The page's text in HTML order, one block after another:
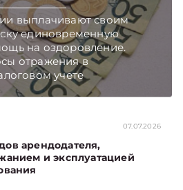
выплачивают своим
единовременную
на оздоровление.
отражения в
учете
по начислению и
Беларуси — раньше,07.07.2026
арендодателя,
и эксплуатацией